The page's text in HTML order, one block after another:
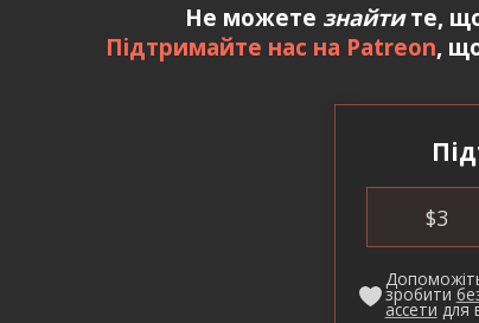
Не можете знайтите, що
Підтримайте нас на Patreon,
$3
зробити
ассети для